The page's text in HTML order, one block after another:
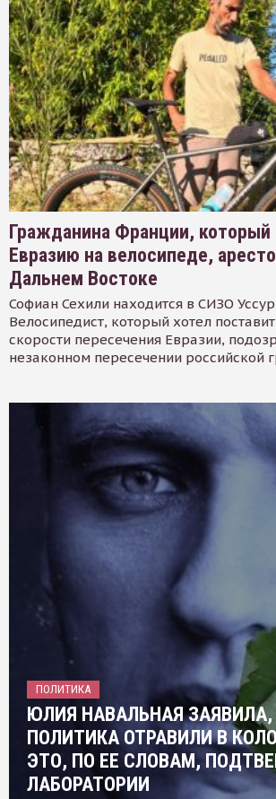
Гражданина Франции, который
Евразию на велосипеде,
Дальнем Востоке
Софиан Сехили находится в СИЗО
Велосипедист, который хотел
скорости пересечения Евразии,
незаконном пересечении российской
ПОЛИТИКА
ЮЛИЯ НАВАЛЬНАЯ ЗАЯВИЛА,
ПОЛИТИКА ОТРАВИЛИ В
ЭТО, ПО ЕЕ СЛОВАМ,
ЛАБОРАТОРИИ